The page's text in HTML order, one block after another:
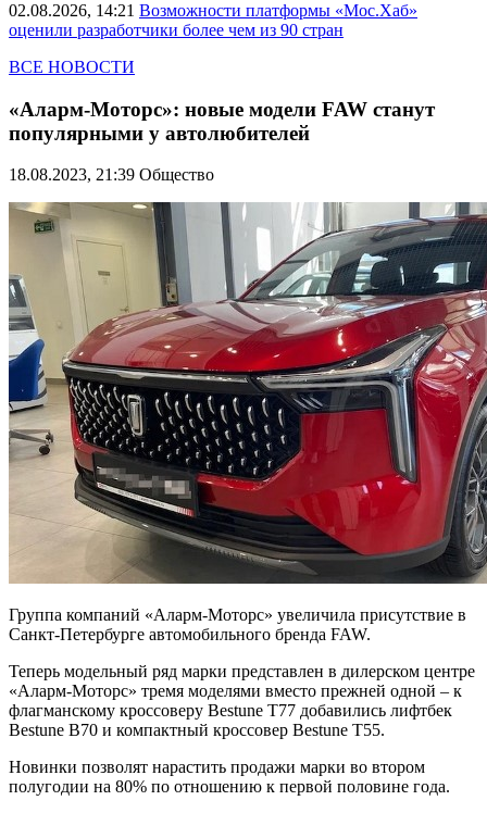
02.08.2026, 14:21 Возможности платформы «Мос.Хаб»
оценили разработчики более чем из 90 стран
ВСЕ НОВОСТИ
«Аларм-Моторс»: новые модели FAW станут
популярными у автолюбителей
18.08.2023, 21:39 Общество
Группа компаний «Аларм-Моторс» увеличила присутствие в
Санкт-Петербурге автомобильного бренда FAW.
Теперь модельный ряд марки представлен в дилерском центре
«Аларм-Моторс» тремя моделями вместо прежней одной – к
флагманскому кроссоверу Bestune T77 добавились лифтбек
Bestune B70 и компактный кроссовер Bestune T55.
Новинки позволят нарастить продажи марки во втором
полугодии на 80% по отношению к первой половине года.